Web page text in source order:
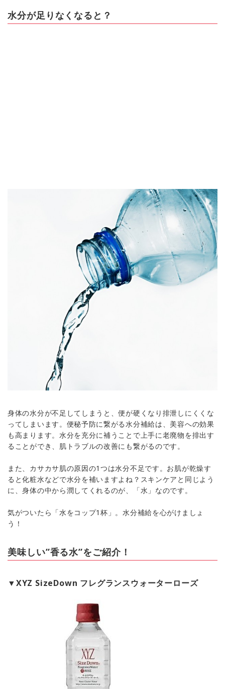
水分が足りなくなると？
身体の水分が不足してしまうと、便が硬くなり排泄しにくくな
ってしまいます。便秘予防に繋がる水分補給は、美容への効果
も高まります。水分を充分に補うことで上手に老廃物を排出す
ることができ、肌トラブルの改善にも繋がるのです。
また、カサカサ肌の原因の1つは水分不足です。お肌が乾燥す
ると化粧水などで水分を補いますよね？スキンケアと同じよう
に、身体の中から潤してくれるのが、「水」なのです。
気がついたら「水をコップ1杯」。水分補給を心がけましょ
う！
美味しい”香る水”をご紹介！
▼XYZ SizeDown フレグランスウォーターローズ